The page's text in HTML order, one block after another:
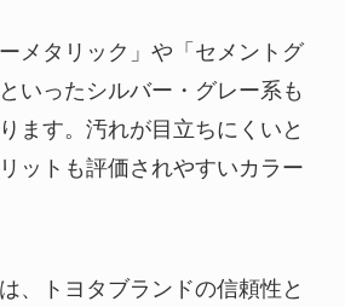
メタリック」や「セメントグ
いったシルバー・グレー系も
ます。汚れが目立ちにくいと
ットも評価されやすいカラー
、トヨタブランドの信頼性と